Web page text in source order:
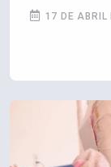
17 DE ABRIL